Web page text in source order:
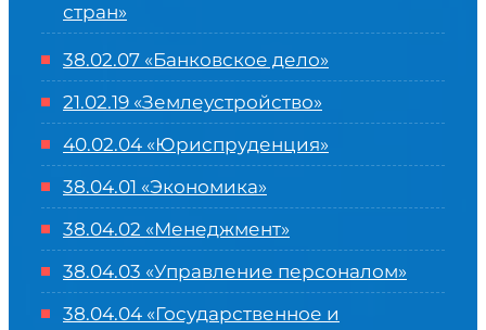
стран»
38.02.07 «Банковское дело»
21.02.19 «Землеустройство»
40.02.04 «Юриспруденция»
38.04.01 «Экономика»
38.04.02 «Менеджмент»
38.04.03 «Управление персоналом»
38.04.04 «Государственное и